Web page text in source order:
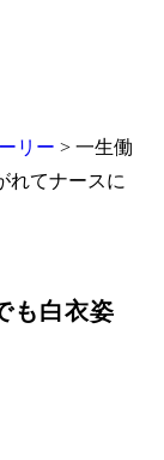
リー > 一生働
れてナースに
も白衣姿